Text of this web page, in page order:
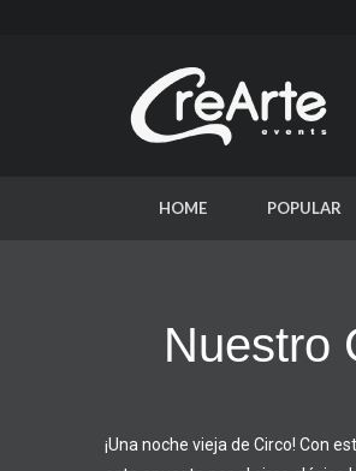
HOME POPULAR
Nuestro
¡Una noche vieja de Circo! Con